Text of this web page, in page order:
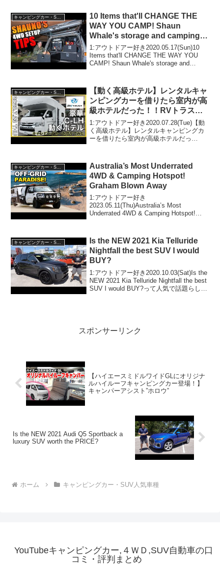
キャンピングカー・SUV人気車種
10 Items that'll CHANGE THE
WAY YOU CAMP! Shaun
Whale's storage and camping
secrets!
1:アウトドアー好き2020.05.17(Sun)10
Items that'll CHANGE THE WAY YOU
CAMP! Shaun Whale's storage and
【動く高級ホテル】レンタルキャ
ンピングカーを借りたら室内が高
級ホテルだった！！RVトラスト
TR500 C-LH
1:アウトドアー好き2020.07.28(Tue)【動
く高級ホテル】レンタルキャンピングカ
ーを借りたら室内が高級ホテルだっ
ウトドアー好き2020.07.2...
キャンピングカー・SUV人気車種
Australia’s Most Underrated
4WD & Camping Hotspot!
Graham Blown Away
1:アウトドアー好き
2023.05.11(Thu)Australia’s Most
Underrated 4WD & Camping Hotspot!
Is the NEW 2021 Kia Telluride
Nightfall the best SUV I would
BUY?
1:アウトドアー好き2020.10.03(Sat)Is the
NEW 2021 Kia Telluride Nightfall the best
SUV I would BUY?って人気で話題らしい
スポンサーリンク
【ハイエースミドルワイドGLにオリジナ
ルハイルーフキャンピングカー登場！】
キャンパーアシスト”ホロウ”
Is the NEW 2021 Audi Q5 Sportback a
luxury SUV worth the PRICE?
ホーム キャンピングカー・SUV人気車種
YouTubeキャンピングカー,４ＷＤ,SUV自動車の口
コミ・評判まとめ